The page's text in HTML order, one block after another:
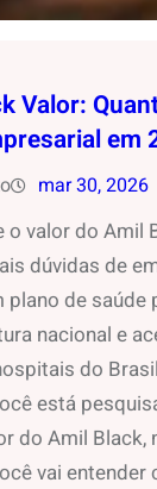
Valor:
em
mar 30, 2026
o valor do Amil
dúvidas de
plano de saúde
nacional e
do
está
do Amil Black,
vai entender